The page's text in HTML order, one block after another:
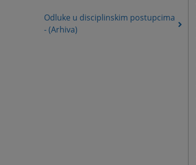
Odluke u disciplinskim postupcima
- (Arhiva)